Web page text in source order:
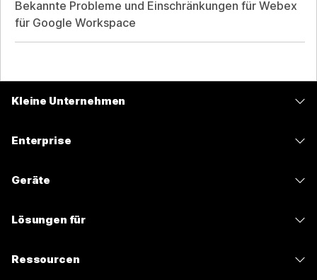
Bekannte Probleme und Einschränkungen für Webex
für Google Workspace
Kleine Unternehmen
Enterprise
Geräte
Lösungen für
Ressourcen